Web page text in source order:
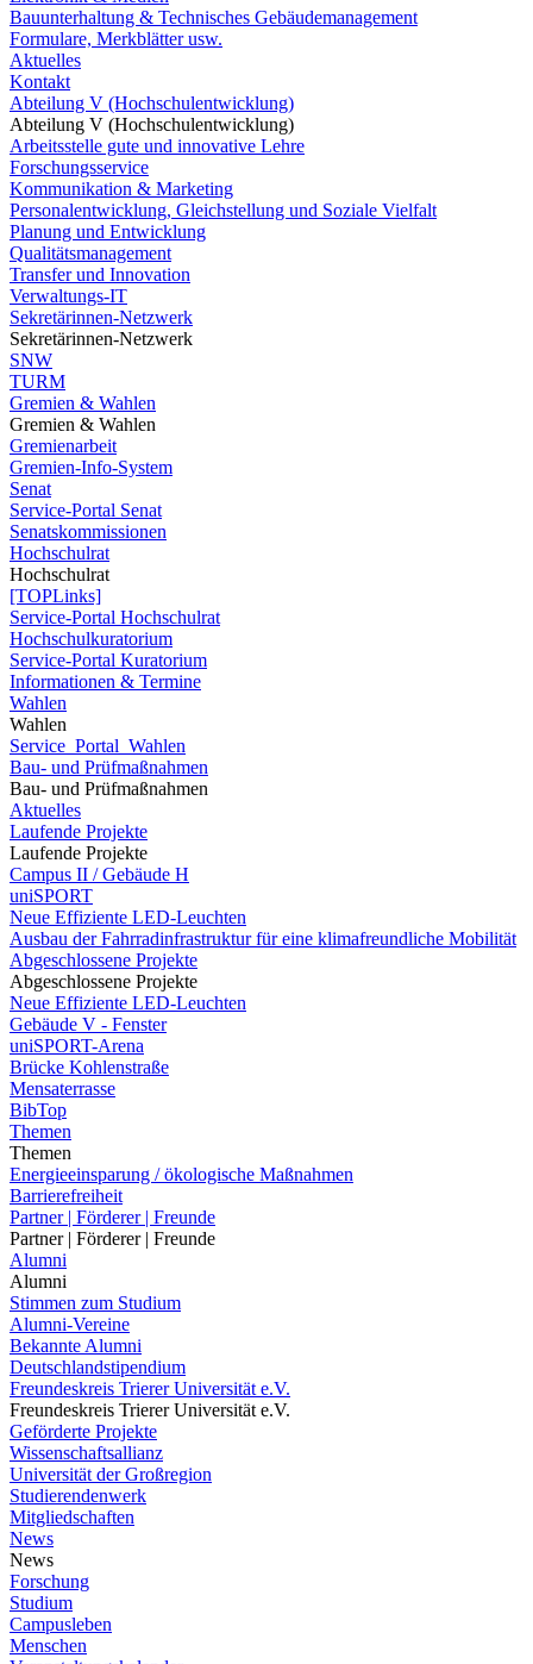
Bauunterhaltung & Technisches Gebäudemanagement
Formulare, Merkblätter usw.
Aktuelles
Kontakt
Abteilung V (Hochschulentwicklung)
Abteilung V (Hochschulentwicklung)
Arbeitsstelle gute und innovative Lehre
Forschungsservice
Kommunikation & Marketing
Personalentwicklung, Gleichstellung und Soziale Vielfalt
Planung und Entwicklung
Qualitätsmanagement
Transfer und Innovation
Verwaltungs-IT
Sekretärinnen-Netzwerk
Sekretärinnen-Netzwerk
SNW
TURM
Gremien & Wahlen
Gremien & Wahlen
Gremienarbeit
Gremien-Info-System
Senat
Service-Portal Senat
Senatskommissionen
Hochschulrat
Hochschulrat
[TOPLinks]
Service-Portal Hochschulrat
Hochschulkuratorium
Service-Portal Kuratorium
Informationen & Termine
Wahlen
Wahlen
Service_Portal_Wahlen
Bau- und Prüfmaßnahmen
Bau- und Prüfmaßnahmen
Aktuelles
Laufende Projekte
Laufende Projekte
Campus II / Gebäude H
uniSPORT
Neue Effiziente LED-Leuchten
Ausbau der Fahrradinfrastruktur für eine klimafreundliche Mobilität
Abgeschlossene Projekte
Abgeschlossene Projekte
Neue Effiziente LED-Leuchten
Gebäude V - Fenster
uniSPORT-Arena
Brücke Kohlenstraße
Mensaterrasse
BibTop
Themen
Themen
Energieeinsparung / ökologische Maßnahmen
Barrierefreiheit
Partner | Förderer | Freunde
Partner | Förderer | Freunde
Alumni
Alumni
Stimmen zum Studium
Alumni-Vereine
Bekannte Alumni
Deutschlandstipendium
Freundeskreis Trierer Universität e.V.
Freundeskreis Trierer Universität e.V.
Geförderte Projekte
Wissenschaftsallianz
Universität der Großregion
Studierendenwerk
Mitgliedschaften
News
News
Forschung
Studium
Campusleben
Menschen